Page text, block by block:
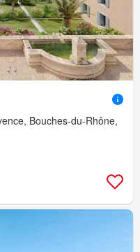
Bouches-du-Rhône,